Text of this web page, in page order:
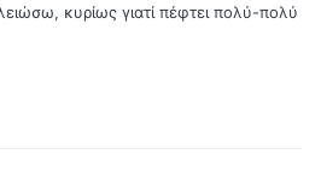
κυρίως γιατί πέφτει πολύ-πολύ